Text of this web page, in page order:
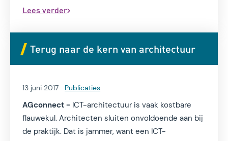
intimiderende diagrammen. Ontdek de zeven
in de weg staan.
Lees verder
Terug naar de kern van architectuur
13 juni 2017 Publicaties
AGconnect - ICT-architectuur is vaak kostbare
flauwekul. Architecten sluiten onvoldoende aan bij
de praktijk. Dat is jammer, want een ICT-